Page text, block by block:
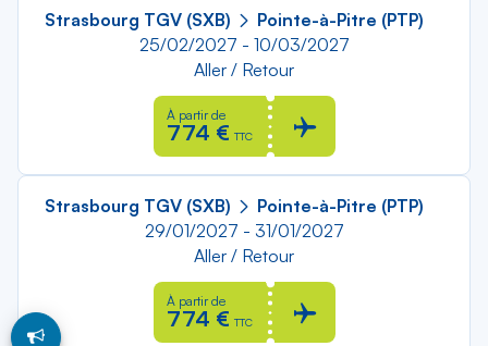
Strasbourg TGV (SXB)
Pointe-à-Pitre (PTP)
25/02/2027 - 10/03/2027
Aller / Retour
À partir de
774 € TTC
Strasbourg TGV (SXB)
Pointe-à-Pitre (PTP)
29/01/2027 - 31/01/2027
Aller / Retour
À partir de
774 € TTC